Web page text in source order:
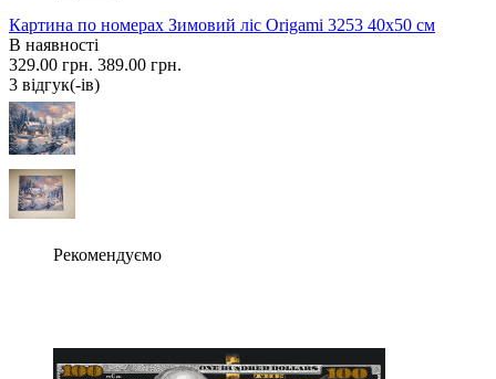
Картина по номерах Зимовий ліс Origami 3253 40x50 см
В наявності
329.00 грн. 389.00 грн.
3 вiдгук(-iв)
Рекомендуємо